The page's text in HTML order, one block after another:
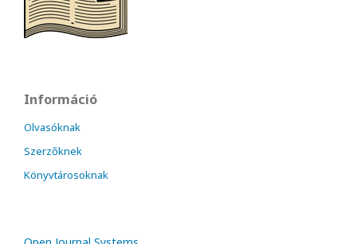
Információ
Olvasóknak
Szerzőknek
Könyvtárosoknak